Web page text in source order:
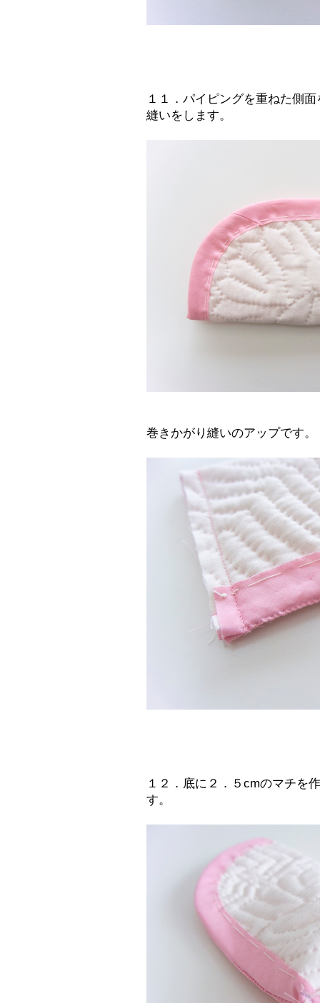
１１．パイピングを重ねた側
縫いをします。
巻きかがり縫いのアップです。
１２．底に２．５cmのマチを
す。